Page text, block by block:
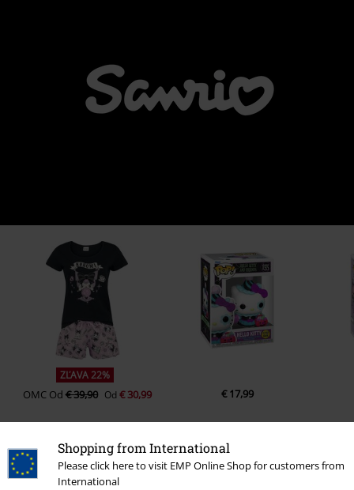
Shopping from International
Please click here to visit EMP Online Shop for customers from
International
ZĽAVA 22%
OMC Od€ 39,90 Od € 30,99 € 17,99
0 Hodnotení